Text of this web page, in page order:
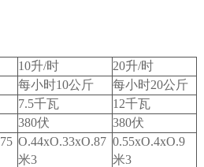
10升/时 20升/时
每小时10公斤 每小时20公斤
7.5千瓦 12千瓦
380伏 380伏
O.44xO.33xO.87
米3
0.55xO.4xO.9
米3